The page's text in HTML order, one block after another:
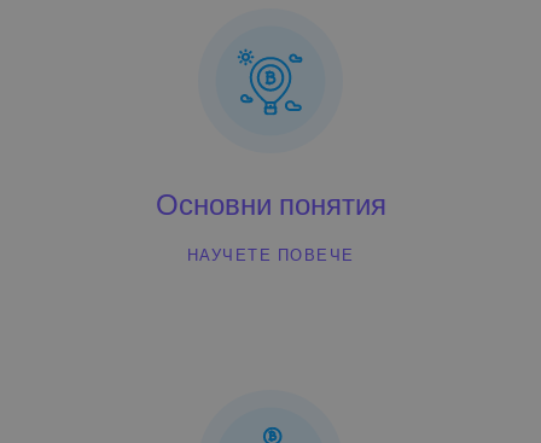
Основни понятия
НАУЧЕТЕ ПОВЕЧЕ